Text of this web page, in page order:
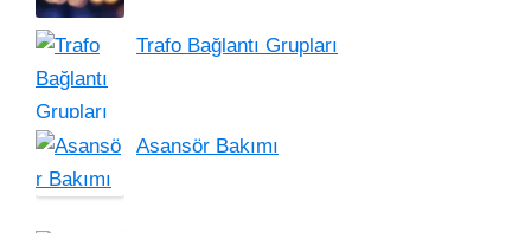
Trafo Bağlantı Grupları
Asansör Bakımı